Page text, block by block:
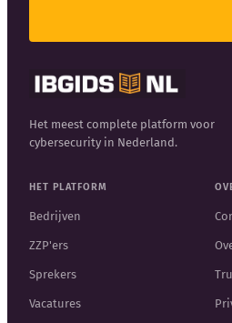
Het meest complete platform voor
cybersecurity in Nederland.
HET PLATFORM
Bedrijven
ZZP'ers
Sprekers
Vacatures